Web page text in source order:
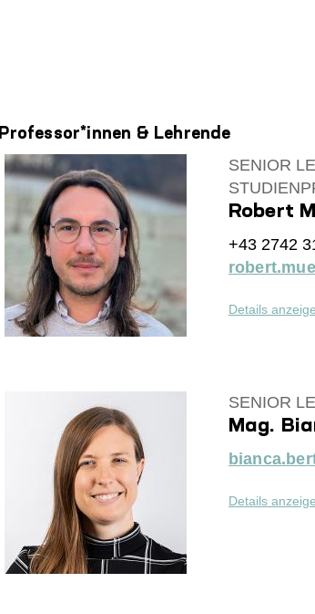
Professor*innen & Lehrende
SENIOR
Robert
+43 2742
Details
SENIOR
Mag.
Details